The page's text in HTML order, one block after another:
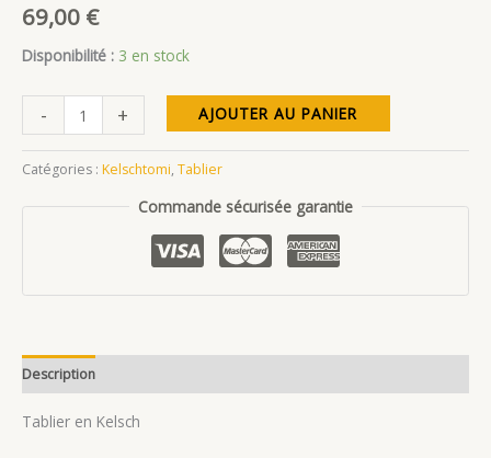
69,00 €
Disponibilité : 3 en stock
-
de
Tablier
+ AJOUTER AU PANIER
Catégories : Kelschtomi, Tablier
Commande sécurisée garantie
Description
Tablier en Kelsch